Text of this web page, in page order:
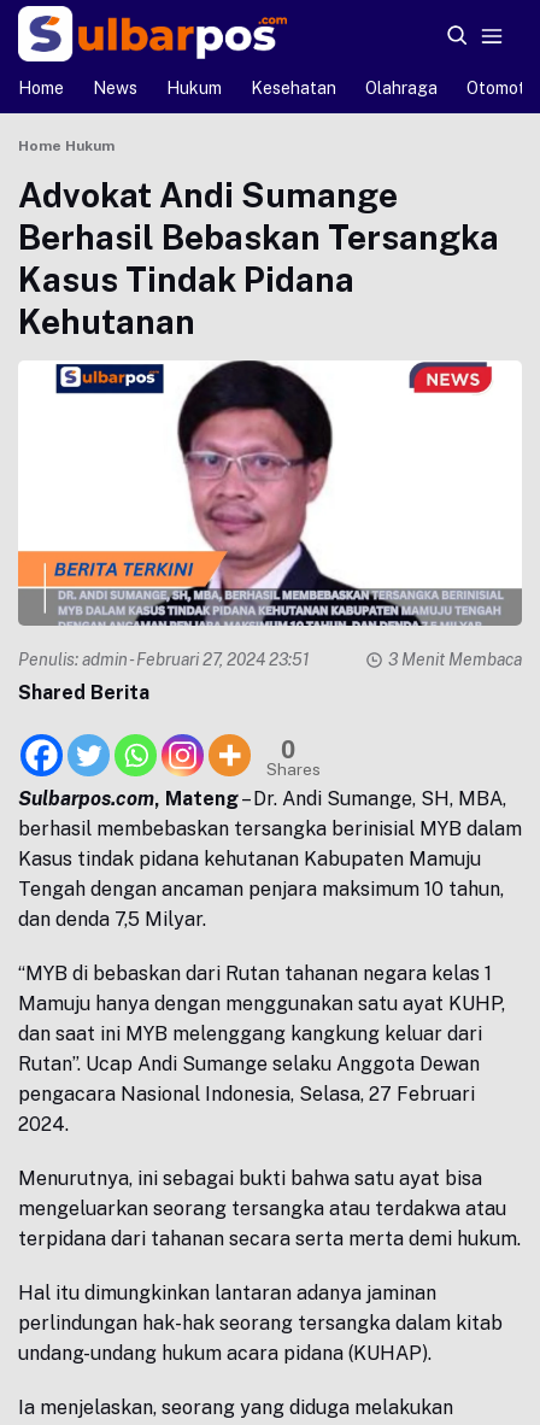
Home News Hukum Kesehatan Olahraga Otomotif
Home Hukum
Advokat Andi Sumange
Berhasil Bebaskan Tersangka
Kasus Tindak Pidana
Kehutanan
Penulis:admin- Februari 27, 2024 23:51 3 Menit Membaca
Shared Berita
0
Shares
Sulbarpos.com, Mateng– Dr. Andi Sumange, SH, MBA,
berhasil membebaskan tersangka berinisial MYB dalam
Kasus tindak pidana kehutanan Kabupaten Mamuju
Tengah dengan ancaman penjara maksimum 10 tahun,
dan denda 7,5 Milyar.
“MYB di bebaskan dari Rutan tahanan negara kelas 1
Mamuju hanya dengan menggunakan satu ayat KUHP,
dan saat ini MYB melenggang kangkung keluar dari
Rutan”. Ucap Andi Sumange selaku Anggota Dewan
pengacara Nasional Indonesia, Selasa, 27 Februari
2024.
Menurutnya, ini sebagai bukti bahwa satu ayat bisa
mengeluarkan seorang tersangka atau terdakwa atau
terpidana dari tahanan secara serta merta demi hukum.
Hal itu dimungkinkan lantaran adanya jaminan
perlindungan hak-hak seorang tersangka dalam kitab
undang-undang hukum acara pidana (KUHAP).
Ia menjelaskan, seorang yang diduga melakukan